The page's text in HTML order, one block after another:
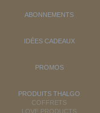
ABONNEMENTS
IDÉES CADEAUX
PROMOS
PRODUITS THALGO
COFFRETS
LOVE PRODUCTS